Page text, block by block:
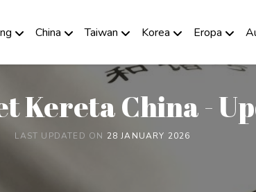
China Taiwan Korea Eropa
Kereta China -
LAST UPDATED ON 28 JANUARY 2026